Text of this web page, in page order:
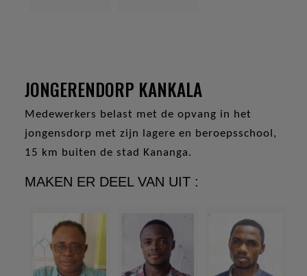
JONGERENDORP KANKALA
Medewerkers belast met de opvang in het
jongensdorp met zijn lagere en beroepsschool,
15 km buiten de stad Kananga.
MAKEN ER DEEL VAN UIT :